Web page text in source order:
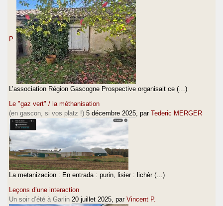
P.
L’association Région Gascogne Prospective organisait ce (…)
Le "gaz vert" / la méthanisation
(en gascon, si vos platz !) 5 décembre 2025 , par Tederic MERGER
La metanizacion : En entrada : purin, lisier : lichèr (…)
Leçons d’une interaction
Un soir d’été à Garlin 20 juillet 2025 , par Vincent P.